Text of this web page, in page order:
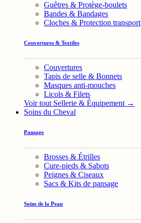
Guêtres & Protège-boulets
Bandes & Bandages
Cloches & Protection transport
Couvertures & Textiles
Couvertures
Tapis de selle & Bonnets
Masques anti-mouches
Licols & Filets
Voir tout Sellerie & Équipement →
Soins du Cheval
Pansage
Brosses & Étrilles
Cure-pieds & Sabots
Peignes & Ciseaux
Sacs & Kits de pansage
Soins de la Peau